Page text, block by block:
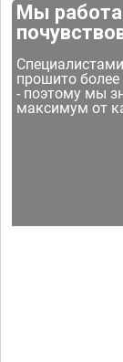
Мы
прошито
- поэтому мы
максимум от